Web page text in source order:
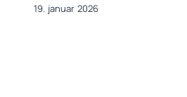
19. januar 2026